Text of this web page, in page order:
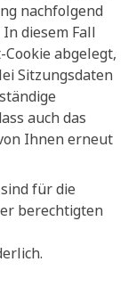
nachfolgend
diesem Fall
abgelegt,
Sitzungsdaten
auch das
Ihnen erneut
für die
berechtigten